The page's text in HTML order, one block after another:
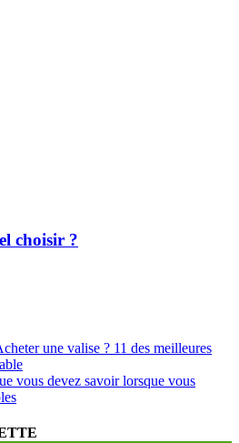
choisir ?
une valise ? 11 des meilleures
vous devez savoir lorsque vous